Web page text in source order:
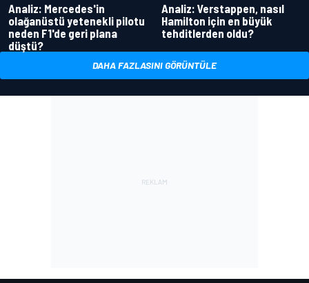
Analiz: Mercedes'in
olağanüstü yetenekli pilotu
neden F1'de geri plana
düştü?
Analiz: Verstappen, nasıl
Hamilton için en büyük
tehditlerden oldu?
DAHA FAZLASINI GÖRÜNTÜLE